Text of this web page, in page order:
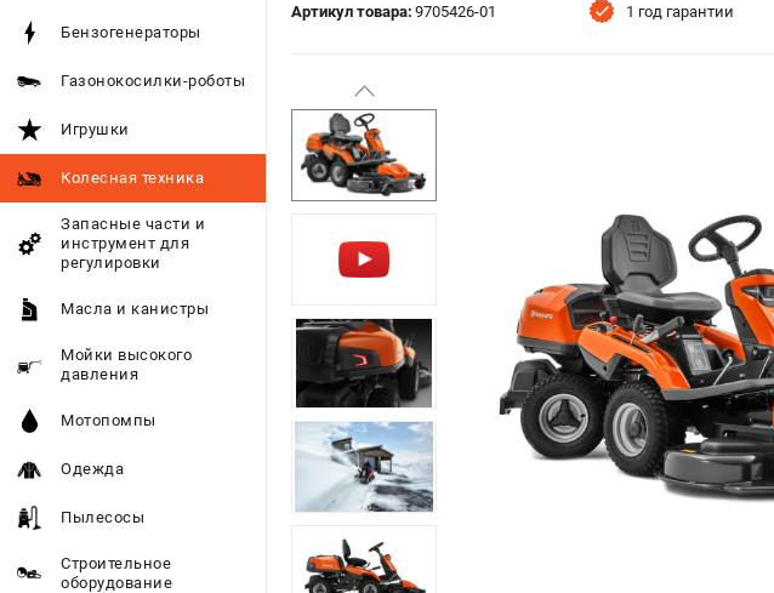
Бензогенераторы
Газонокосилки-роботы
Игрушки
Колесная техника
Запасные части и
инструмент для
регулировки
Масла и канистры
Мойки высокого
давления
Мотопомпы
Одежда
Пылесосы
Строительное
оборудование
Артикул товара: 9705426-01 1 год гарантии